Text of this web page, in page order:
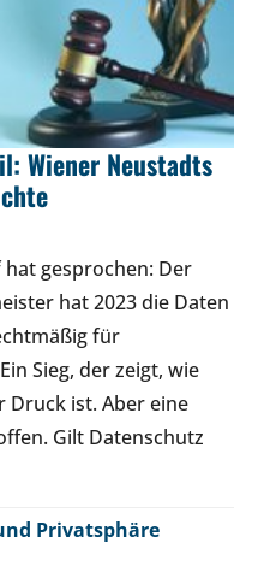
Wiener Neustadts
gesprochen: Der
hat 2023 die Daten
für
Sieg, der zeigt, wie
Druck ist. Aber eine
Gilt Datenschutz
Privatsphäre